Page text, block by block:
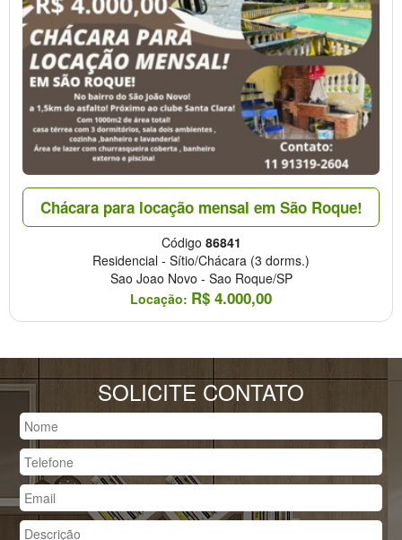
Chácara para locação mensal em São Roque!
Código 86841
Residencial - Sítio/Chácara (3 dorms.)
Sao Joao Novo - Sao Roque/SP
Locação: R$ 4.000,00
SOLICITE CONTATO